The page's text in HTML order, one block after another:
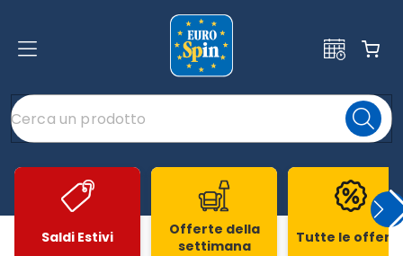
Saldi Estivi
Offerte della
settimana
Tutte le